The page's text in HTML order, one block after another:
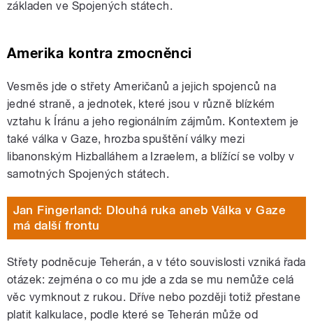
základen ve Spojených státech.
Amerika kontra zmocněnci
Vesměs jde o střety Američanů a jejich spojenců na
jedné straně, a jednotek, které jsou v různě blízkém
vztahu k Íránu a jeho regionálním zájmům. Kontextem je
také válka v Gaze, hrozba spuštění války mezi
libanonským Hizballáhem a Izraelem, a blížící se volby v
samotných Spojených státech.
Jan Fingerland: Dlouhá ruka aneb Válka v Gaze
má další frontu
Střety podněcuje Teherán, a v této souvislosti vzniká řada
otázek: zejména o co mu jde a zda se mu nemůže celá
věc vymknout z rukou. Dříve nebo později totiž přestane
platit kalkulace, podle které se Teherán může od